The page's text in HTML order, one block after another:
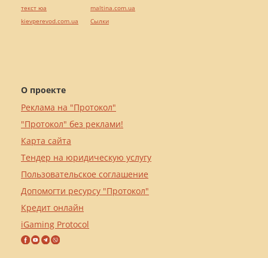
О проекте
Реклама на "Протокол"
"Протокол" без реклами!
Карта сайта
Тендер на юридическую услугу
Пользовательское соглашение
Допомогти ресурсу "Протокол"
Кредит онлайн
iGaming Protocol
текст юа
kievperevod.com.ua
maltina.com.ua
Cылки